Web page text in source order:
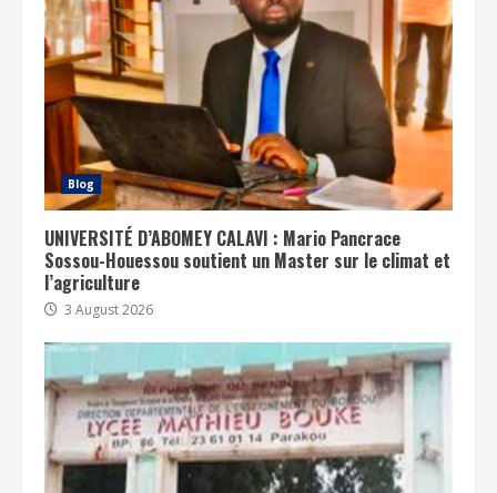
Blog
UNIVERSITÉ D’ABOMEY CALAVI : Mario Pancrace
Sossou-Houessou soutient un Master sur le climat et
l’agriculture
3 August 2026